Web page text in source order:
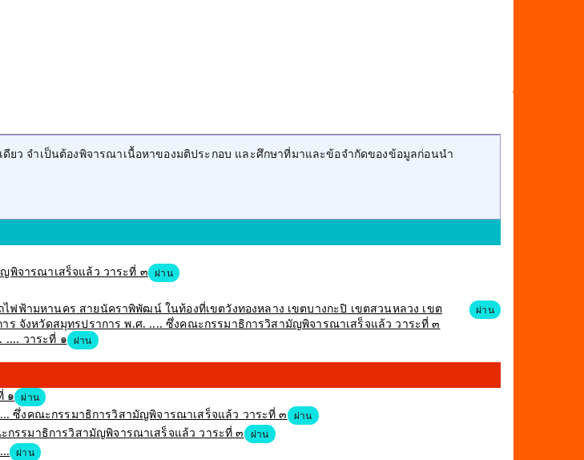
ยว จำเป็นต้องพิจารณาเนื้อหาของมติประกอบ และศึกษาที่มาและข้อจำกัดของข้อมูลก่อนนำ
พิจารณาเสร็จแล้ว วาระที่ ๓ ผ่าน
ฟฟ้ามหานคร สายนัคราพิพัฒน์ ในท้องที่เขตวังทองหลาง เขตบางกะปิ เขตสวนหลวง เขต
าร จังหวัดสมุทรปราการ พ.ศ. .... ซึ่งคณะกรรมาธิการวิสามัญพิจารณาเสร็จแล้ว วาระที่ ๓
ผ่าน
.... วาระที่ ๑ ผ่าน
๑ ผ่าน
ซึ่งคณะกรรมาธิการวิสามัญพิจารณาเสร็จแล้ว วาระที่ ๓ ผ่าน
รรมาธิการวิสามัญพิจารณาเสร็จแล้ว วาระที่ ๓ ผ่าน
ผ่าน